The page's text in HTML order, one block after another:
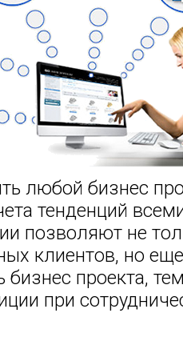
любой бизнес
тенденций
позволяют не
клиентов, но
бизнес проекта,
при